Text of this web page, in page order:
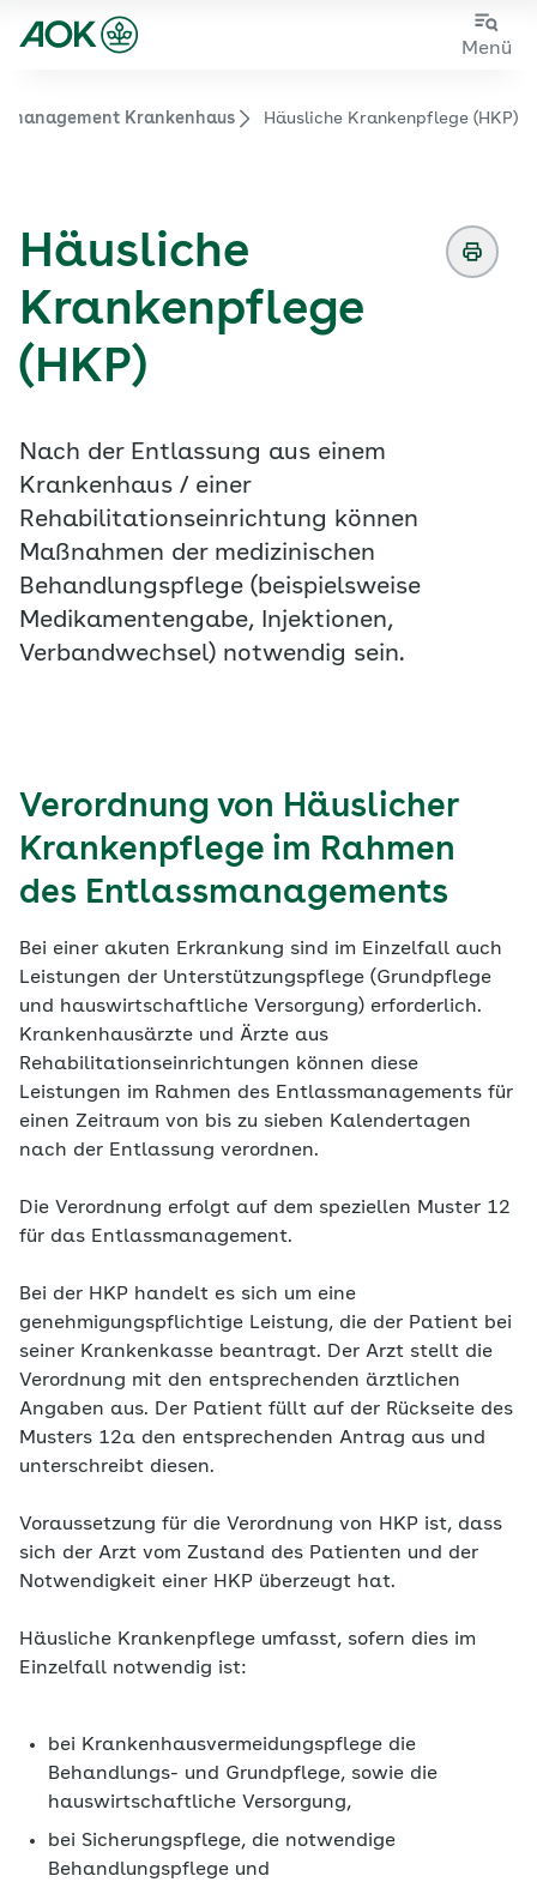
Zum
Zur
Menü
Zur Startseite von der Website aok.de/gp
Krankenhaus Häusliche Krankenpflege (HKP)
Häusliche
Krankenpflege
(HKP)
Nach der Entlassung aus einem
Krankenhaus / einer
Rehabilitationseinrichtung können
Maßnahmen der medizinischen
Behandlungspflege (beispielsweise
Medikamentengabe, Injektionen,
Verbandwechsel) notwendig sein.
Verordnung von Häuslicher
Krankenpflege im Rahmen
des Entlassmanagements
Bei einer akuten Erkrankung sind im Einzelfall auch
Leistungen der Unterstützungspflege (Grundpflege
und hauswirtschaftliche Versorgung) erforderlich.
Krankenhausärzte und Ärzte aus
Rehabilitationseinrichtungen können diese
Leistungen im Rahmen des Entlassmanagements für
einen Zeitraum von bis zu sieben Kalendertagen
nach der Entlassung verordnen.
Die Verordnung erfolgt auf dem speziellen Muster 12
für das Entlassmanagement.
Bei der HKP handelt es sich um eine
genehmigungspflichtige Leistung, die der Patient bei
seiner Krankenkasse beantragt. Der Arzt stellt die
Verordnung mit den entsprechenden ärztlichen
Angaben aus. Der Patient füllt auf der Rückseite des
Musters 12a den entsprechenden Antrag aus und
unterschreibt diesen.
Voraussetzung für die Verordnung von HKP ist, dass
sich der Arzt vom Zustand des Patienten und der
Notwendigkeit einer HKP überzeugt hat.
Häusliche Krankenpflege umfasst, sofern dies im
Einzelfall notwendig ist:
bei Krankenhausvermeidungspflege die
Behandlungs- und Grundpflege, sowie die
hauswirtschaftliche Versorgung,
bei Sicherungspflege, die notwendige
Behandlungspflege und